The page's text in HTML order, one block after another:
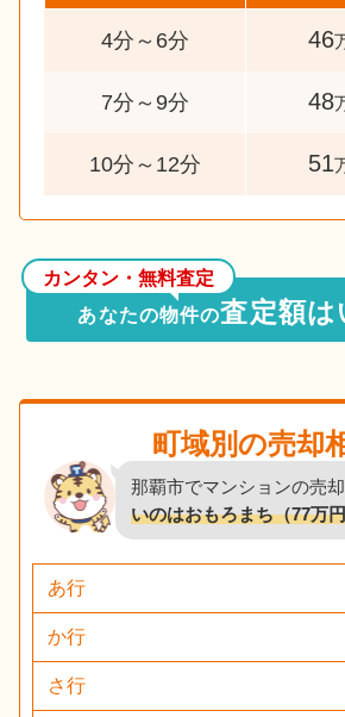
4分～6分 46
7分～9分 48
10分～12分 51
カンタン・無料査定
あなたの物件の査定額は
町域別の売却
那覇市でマンションの売
いのはおもろまち（77万
あ行
か行
さ行